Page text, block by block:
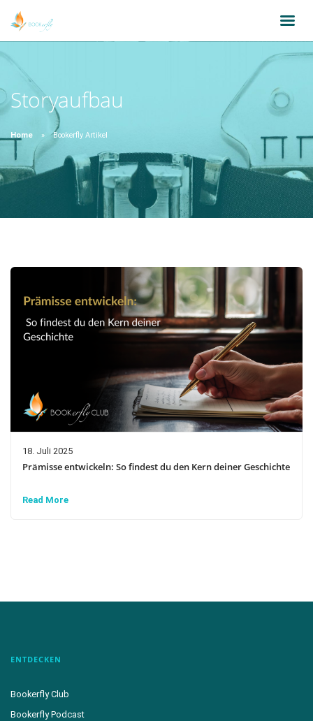
Storyaufbau
Home Bookerfly Artikel
18. Juli 2025
Prämisse entwickeln: So findest du den Kern deiner Geschichte
Read More
ENTDECKEN
Bookerfly Club
Bookerfly Podcast